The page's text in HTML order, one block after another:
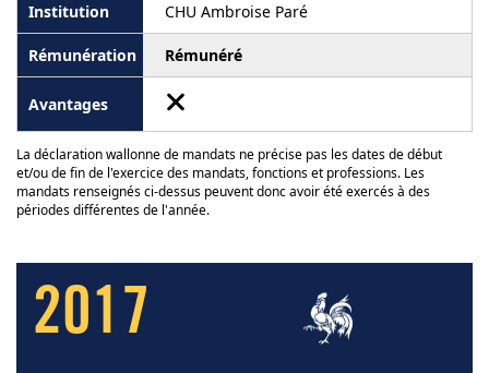
CHU Ambroise Paré
Rémunéré
La déclaration wallonne de mandats ne précise pas les dates de début
et/ou de fin de l'exercice des mandats, fonctions et professions. Les
mandats renseignés ci-dessus peuvent donc avoir été exercés à des
périodes différentes de l'année.
2017